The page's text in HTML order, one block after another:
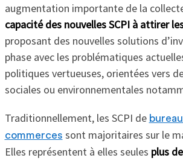
augmentation importante de la
capacité des nouvelles SCPI à attirer
proposant des nouvelles solutions
phase avec les problématiques
politiques vertueuses, orientées vers
sociales ou environnementales
Traditionnellement, les SCPI de
commerces sont majoritaires sur le
Elles représentent à elles seules plus